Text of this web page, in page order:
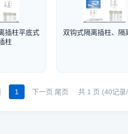
插柱平底式
柱
双钩式隔离插柱、隔
1 下一页 尾页 共 1 页 (40记录